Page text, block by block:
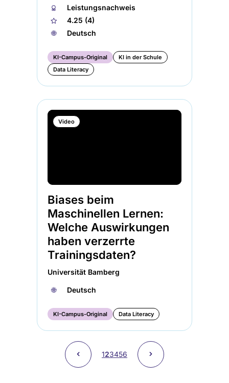
🏅︎
Leistungsnachweis
★
4.25 (4)
🌐︎
Deutsch
KI-Campus-Original
KI in der Schule
Data Literacy
Video
Biases beim
Maschinellen Lernen:
Welche Auswirkungen
haben verzerrte
Trainingsdaten?
Universität Bamberg
🌐︎ Deutsch
KI-Campus-Original Data Literacy
Seitennummerierung
Vorherige
˂ Page
1Aktuelle
2Page
3Page
4Page
5Page
6 Nächste
˃